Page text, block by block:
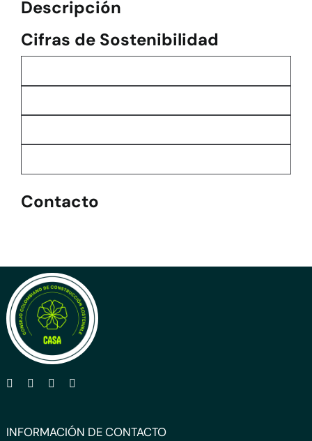
Descripción
Cifras de Sostenibilidad
Contacto
INFORMACIÓN DE CONTACTO